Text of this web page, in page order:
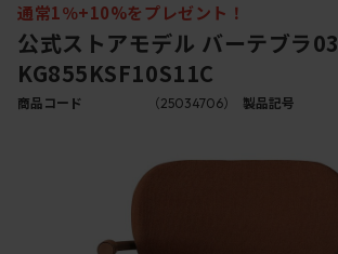
通常1％+10%をプレゼント！
公式ストアモデル バーテブラ03
KG855KSF10S11C
商品コード （25034706） 製品記号